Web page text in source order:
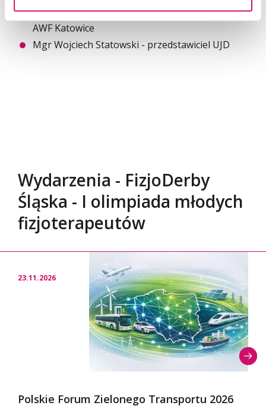
Dr n. o kult. fiz. Damian Kania – przedstawiciel
AWF Katowice
Mgr Wojciech Statowski - przedstawiciel UJD
Wydarzenia - FizjoDerby
Śląska - I olimpiada młodych
fizjoterapeutów
23.11.2026
Polskie Forum Zielonego Transportu 2026